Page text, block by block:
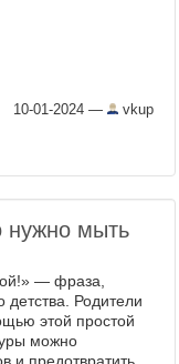
10-01-2024 — vkup
нужно мыть
— фраза,
детства. Родители
этой простой
можно